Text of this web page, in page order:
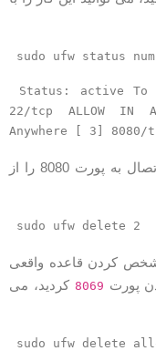
sudo ufw status
Status: active
22/tcp ALLOW
Anywhere [ 3] 8080/
برای حذف قانون شماره 3، قانون اجازه اتصال به پورت 8080 را از
sudo ufw delete 2
کردن قاعده واقعی
پورت8069کردید، می
sudo ufw delete